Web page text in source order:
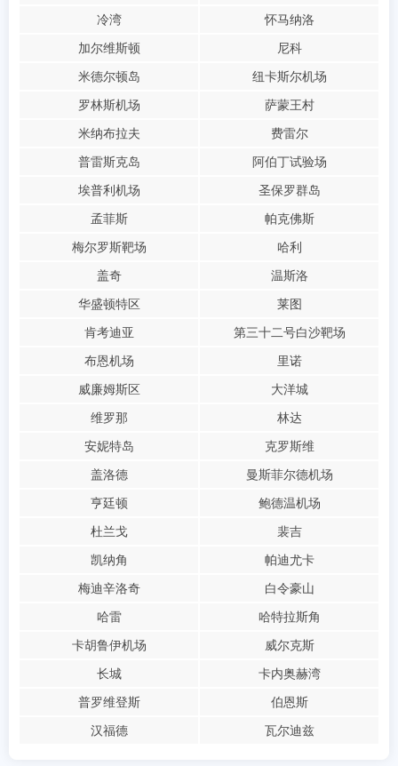
冷湾
怀马纳洛
加尔维斯顿
尼科
米德尔顿岛
纽卡斯尔机场
罗林斯机场
萨蒙王村
米纳布拉夫
费雷尔
普雷斯克岛
阿伯丁试验场
埃普利机场
圣保罗群岛
孟菲斯
帕克佛斯
梅尔罗斯靶场
哈利
盖奇
温斯洛
华盛顿特区
莱图
肯考迪亚
第三十二号白沙靶场
布恩机场
里诺
威廉姆斯区
大洋城
维罗那
林达
安妮特岛
克罗斯维
盖洛德
曼斯菲尔德机场
亨廷顿
鲍德温机场
杜兰戈
裴吉
凯纳角
帕迪尤卡
梅迪辛洛奇
白令豪山
哈雷
哈特拉斯角
卡胡鲁伊机场
威尔克斯
长城
卡内奥赫湾
普罗维登斯
伯恩斯
汉福德
瓦尔迪兹